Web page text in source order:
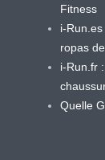
Fitness
i-
ropas
i-Run.fr
Quelle